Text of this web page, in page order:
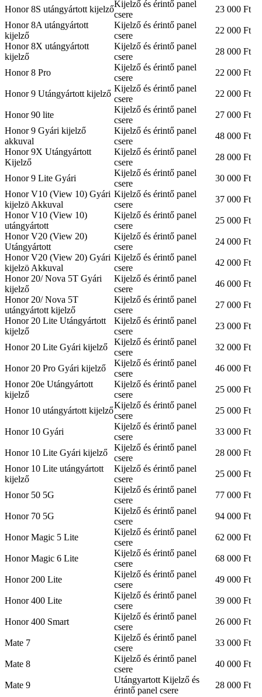
Honor 8S utángyártott kijelző
Kijelző és érintő panel
csere
23 000 Ft
Honor 8A utángyártott
kijelző
Kijelző és érintő panel
csere
22 000 Ft
Honor 8X utángyártott
kijelző
Kijelző és érintő panel
csere
28 000 Ft
Honor 8 Pro
Kijelző és érintő panel
csere
22 000 Ft
Honor 9 Utángyártott kijelző
Kijelző és érintő panel
csere
22 000 Ft
Honor 90 lite
Kijelző és érintő panel
csere
27 000 Ft
Honor 9 Gyári kijelző
akkuval
Kijelző és érintő panel
csere
48 000 Ft
Honor 9X Utángyártott
Kijelző
Kijelző és érintő panel
csere
28 000 Ft
Honor 9 Lite Gyári
Kijelző és érintő panel
csere
30 000 Ft
Honor V10 (View 10) Gyári
kijelzö Akkuval
Kijelző és érintő panel
csere
37 000 Ft
Honor V10 (View 10)
utángyártott
Kijelző és érintő panel
csere
25 000 Ft
Honor V20 (View 20)
Utángyártott
Kijelző és érintő panel
csere
24 000 Ft
Honor V20 (View 20) Gyári
kijelzö Akkuval
Kijelző és érintő panel
csere
42 000 Ft
Honor 20/ Nova 5T Gyári
kijelző
Kijelző és érintő panel
csere
46 000 Ft
Honor 20/ Nova 5T
utángyártott kijelző
Kijelző és érintő panel
csere
27 000 Ft
Honor 20 Lite Utángyártott
kijelző
Kijelző és érintő panel
csere
23 000 Ft
Honor 20 Lite Gyári kijelző
Kijelző és érintő panel
csere
32 000 Ft
Honor 20 Pro Gyári kijelző
Kijelző és érintő panel
csere
46 000 Ft
Honor 20e Utángyártott
kijelző
Kijelző és érintő panel
csere
25 000 Ft
Honor 10 utángyártott kijelző
Kijelző és érintő panel
csere
25 000 Ft
Honor 10 Gyári
Kijelző és érintő panel
csere
33 000 Ft
Honor 10 Lite Gyári kijelző
Kijelző és érintő panel
csere
28 000 Ft
Honor 10 Lite utángyártott
kijelző
Kijelző és érintő panel
csere
25 000 Ft
Honor 50 5G
Kijelző és érintő panel
csere
77 000 Ft
Honor 70 5G
Kijelző és érintő panel
csere
94 000 Ft
Honor Magic 5 Lite
Kijelző és érintő panel
csere
62 000 Ft
Honor Magic 6 Lite
Kijelző és érintő panel
csere
68 000 Ft
Honor 200 Lite
Kijelző és érintő panel
csere
49 000 Ft
Honor 400 Lite
Kijelző és érintő panel
csere
39 000 Ft
Honor 400 Smart
Kijelző és érintő panel
csere
26 000 Ft
Mate 7
Kijelző és érintő panel
csere
33 000 Ft
Mate 8
Kijelző és érintő panel
csere
40 000 Ft
Mate 9
Utángyartott Kijelző és
érintő panel csere
28 000 Ft